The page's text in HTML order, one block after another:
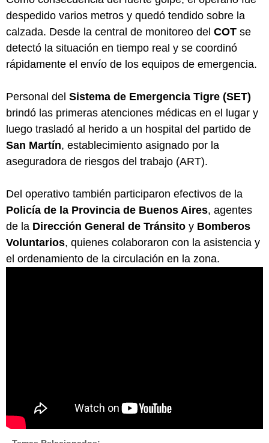
despedido varios metros y quedó tendido sobre la
calzada. Desde la central de monitoreo del COT se
detectó la situación en tiempo real y se coordinó
rápidamente el envío de los equipos de emergencia.
Personal del Sistema de Emergencia Tigre (SET)
brindó las primeras atenciones médicas en el lugar y
luego trasladó al herido a un hospital del partido de
San Martín, establecimiento asignado por la
aseguradora de riesgos del trabajo (ART).
Del operativo también participaron efectivos de la
Policía de la Provincia de Buenos Aires, agentes
de la Dirección General de Tránsito y Bomberos
Voluntarios, quienes colaboraron con la asistencia y
el ordenamiento de la circulación en la zona.